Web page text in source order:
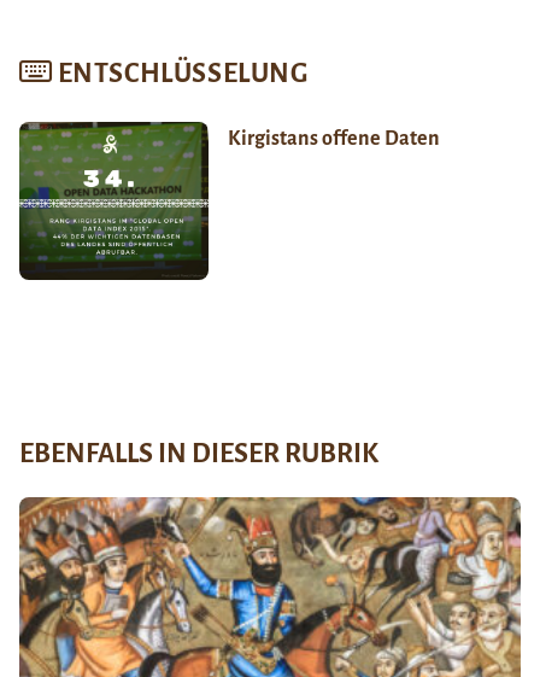
ENTSCHLÜSSELUNG
Kirgistans offene Daten
EBENFALLS IN DIESER RUBRIK